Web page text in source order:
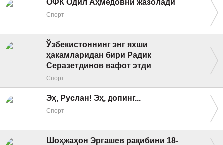
ОФК Одил Аҳмедовни жазолади
Спорт
Ўзбекистоннинг энг яхши
ҳакамларидан бири Радик
Серазетдинов вафот этди
Спорт
Эҳ, Руслан! Эҳ, допинг...
Спорт
Шоҳжаҳон Эргашев рақибини 18-